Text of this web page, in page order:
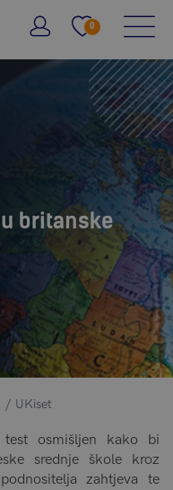
0
britanske
UKiset
test osmišljen kako bi
srednje škole kroz
zahtjeva te